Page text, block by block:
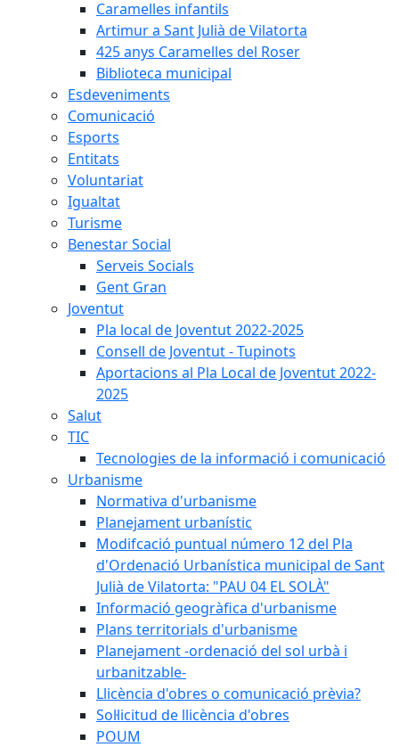
Caramelles infantils
Artimur a Sant Julià de Vilatorta
425 anys Caramelles del Roser
Biblioteca municipal
Esdeveniments
Comunicació
Esports
Entitats
Voluntariat
Igualtat
Turisme
Benestar Social
Serveis Socials
Gent Gran
Joventut
Pla local de Joventut 2022-2025
Consell de Joventut - Tupinots
Aportacions al Pla Local de Joventut 2022-
2025
Salut
TIC
Tecnologies de la informació i comunicació
Urbanisme
Normativa d'urbanisme
Planejament urbanístic
Modifcació puntual número 12 del Pla
d'Ordenació Urbanística municipal de Sant
Julià de Vilatorta: "PAU 04 EL SOLÀ"
Informació geogràfica d'urbanisme
Plans territorials d'urbanisme
Planejament -ordenació del sol urbà i
urbanitzable-
Llicència d'obres o comunicació prèvia?
Sol·licitud de llicència d'obres
POUM